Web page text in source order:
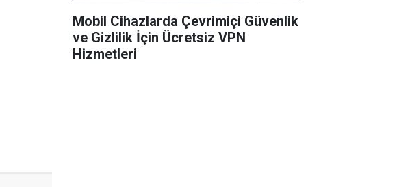
Mobil Cihazlarda Çevrimiçi Güvenlik
ve Gizlilik İçin Ücretsiz VPN
Hizmetleri